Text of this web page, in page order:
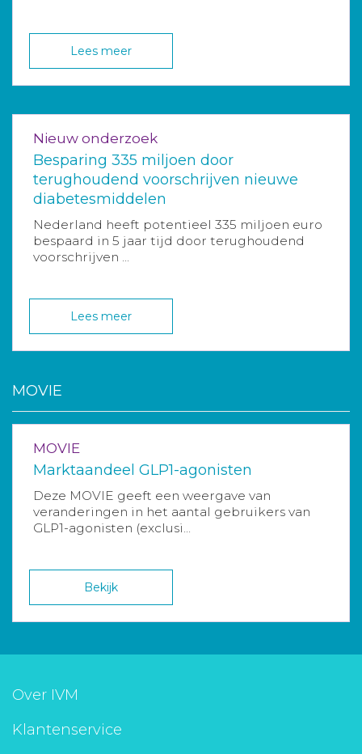
Lees meer
Nieuw onderzoek
Besparing 335 miljoen door
terughoudend voorschrijven nieuwe
diabetesmiddelen
Nederland heeft potentieel 335 miljoen euro
bespaard in 5 jaar tijd door terughoudend
voorschrijven ...
Lees meer
MOVIE
MOVIE
Marktaandeel GLP1-agonisten
Deze MOVIE geeft een weergave van
veranderingen in het aantal gebruikers van
GLP1-agonisten (exclusi...
Bekijk
Over IVM
Klantenservice